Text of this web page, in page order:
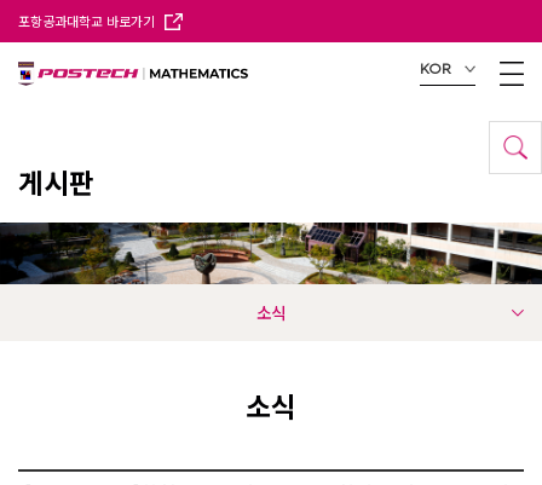
포항공과대학교 바로가기
KOR
게시판
소식
소식